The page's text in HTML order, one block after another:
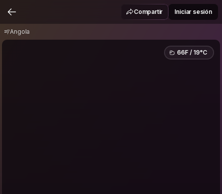
Compartir Iniciar sesión
Angola
66F / 19°C